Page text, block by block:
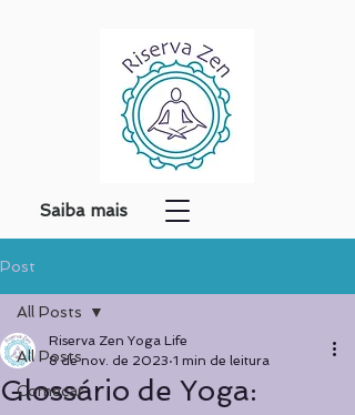
Saiba mais
Post
All Posts
Começar
All Posts
Glossário de Yoga:
Riserva Zen Yoga Life
8 de nov. de 2023 1 min de leitura